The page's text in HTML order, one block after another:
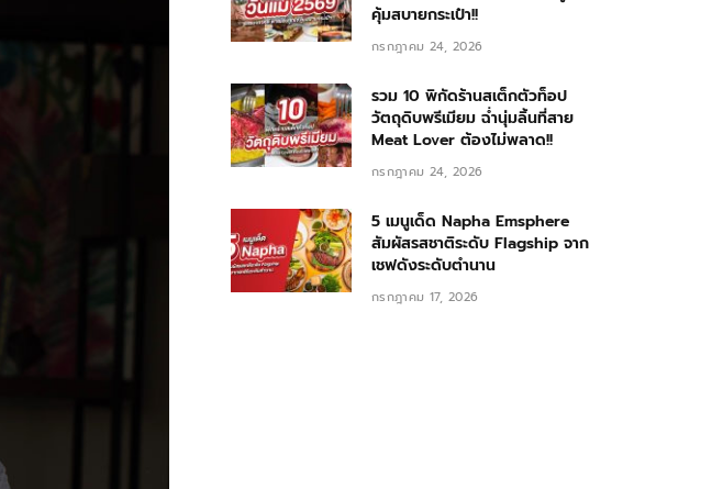
คุ้มสบายกระเป๋า!!
กรกฎาคม 24, 2026
รวม 10 พิกัดร้านสเต็กตัวท็อป
วัตถุดิบพรีเมียม ฉ่ำนุ่มลิ้นที่สาย
Meat Lover ต้องไม่พลาด!!
กรกฎาคม 24, 2026
5 เมนูเด็ด Napha Emsphere
สัมผัสรสชาติระดับ Flagship จาก
เชฟดังระดับตำนาน
กรกฎาคม 17, 2026